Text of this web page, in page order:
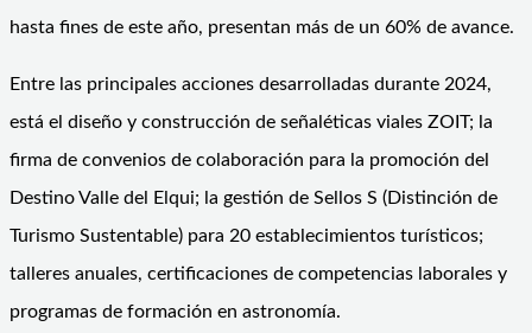
hasta fines de este año, presentan más de un 60% de avance.
Entre las principales acciones desarrolladas durante 2024,
está el diseño y construcción de señaléticas viales ZOIT; la
firma de convenios de colaboración para la promoción del
Destino Valle del Elqui; la gestión de Sellos S (Distinción de
Turismo Sustentable) para 20 establecimientos turísticos;
talleres anuales, certificaciones de competencias laborales y
programas de formación en astronomía.